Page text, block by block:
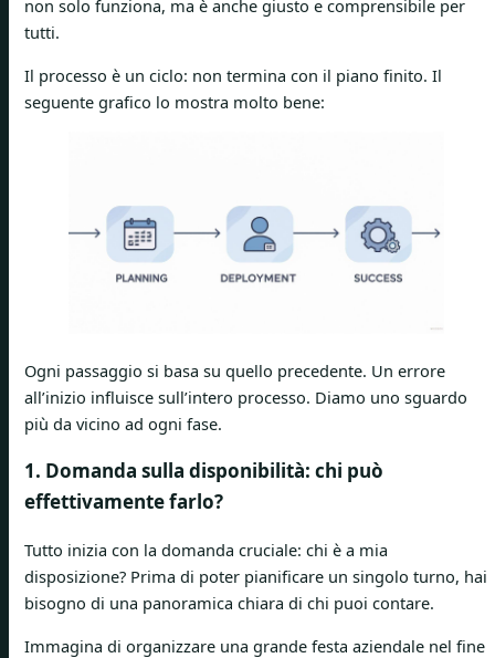
non solo funziona, ma è anche giusto e comprensibile per
tutti.
Il processo è un ciclo: non termina con il piano finito. Il
seguente grafico lo mostra molto bene:
Ogni passaggio si basa su quello precedente. Un errore
all’inizio influisce sull’intero processo. Diamo uno sguardo
più da vicino ad ogni fase.
1. Domanda sulla disponibilità: chi può
effettivamente farlo?
Tutto inizia con la domanda cruciale: chi è a mia
disposizione? Prima di poter pianificare un singolo turno, hai
bisogno di una panoramica chiara di chi puoi contare.
Immagina di organizzare una grande festa aziendale nel fine